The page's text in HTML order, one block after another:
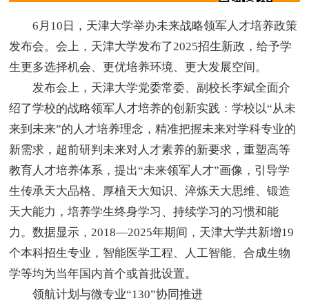
6月10日，天津大学举办未来战略领军人才培养政策
发布会。会上，天津大学发布了2025招生新政，给予学
生更多选择机会、更优培养环境、更大发展空间。
发布会上，天津大学党委常委、副校长李斌全面介
绍了学校的战略领军人才培养的创新实践：学校以“从未
来到未来”的人才培养理念，精准把握未来对学科专业的
新需求，超前研判未来对人才素养的新要求，重塑高等
教育人才培养体系，提出“未来领军人才”画像，引导学
生传承天大品格、厚植天大知识、淬炼天大思维、锻造
天大能力，培养学生终身学习、持续学习的习惯和能
力。数据显示，2018—2025年期间，天津大学共新增19
个本科招生专业，智能医学工程、人工智能、合成生物
学等均为当年国内首个或首批设置。
领航计划与微专业“130”协同推进